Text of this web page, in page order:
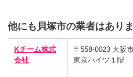
他にも貝塚市の業者はありま
Kチーム株式
会社
〒558-0023 大阪
東京ハイツ１階